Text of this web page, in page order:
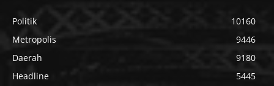
Politik
10160
Metropolis
9446
Daerah
9180
Headline
5445